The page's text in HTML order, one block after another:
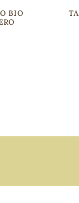
BIO